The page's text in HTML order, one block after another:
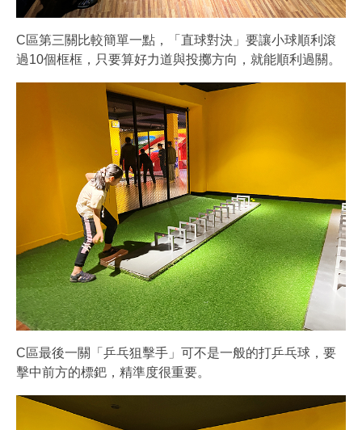
C區第三關比較簡單一點，「直球對決」要讓小球順利滾
過10個框框，只要算好力道與投擲方向，就能順利過關。
C區最後一關「乒乓狙擊手」可不是一般的打乒乓球，要
擊中前方的標鈀，精準度很重要。